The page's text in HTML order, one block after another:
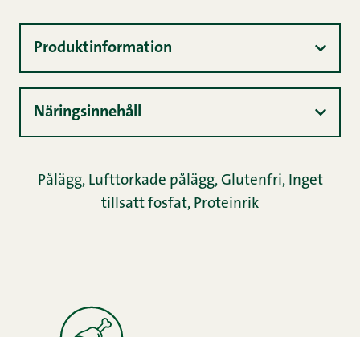
Produktinformation
Näringsinnehåll
Pålägg, Lufttorkade pålägg, Glutenfri, Inget
tillsatt fosfat, Proteinrik